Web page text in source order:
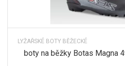
LYŽAŘSKÉ BOTY BĚŽECKÉ
boty na běžky Botas Magna